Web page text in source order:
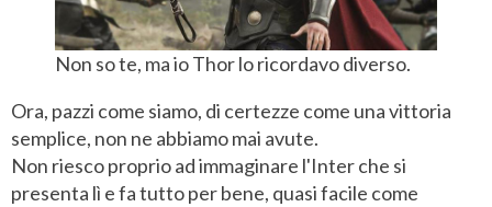
Non so te, ma io Thor lo ricordavo diverso.
Ora, pazzi come siamo, di certezze come una vittoria
semplice, non ne abbiamo mai avute.
Non riesco proprio ad immaginare l'Inter che si
presenta lì e fa tutto per bene, quasi facile come